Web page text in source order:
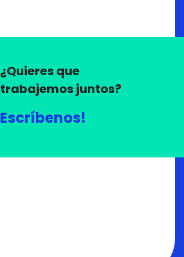
¿Quieres que
trabajemos juntos?
Escríbenos!